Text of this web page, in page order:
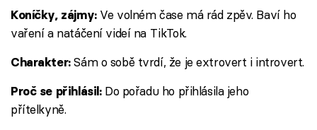
Koníčky, zájmy: Ve volném čase má rád zpěv. Baví ho
vaření a natáčení videí na TikTok.
Charakter:Sám o sobě tvrdí, že je extrovert i introvert.
Proč se přihlásil:Do pořadu ho přihlásila jeho
přítelkyně.